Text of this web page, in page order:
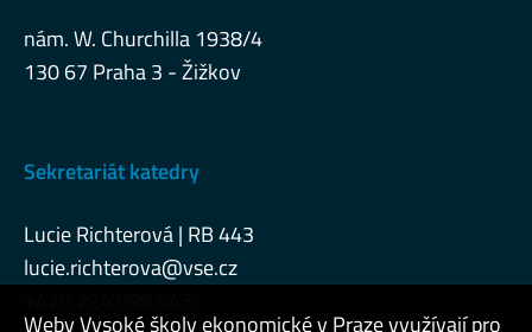
nám. W. Churchilla 1938/4
130 67 Praha 3 - Žižkov
Sekretariát katedry
Lucie Richterová | RB 443
lucie.richterova@vse.cz
Weby Vysoké školy ekonomické v Praze využívají pro